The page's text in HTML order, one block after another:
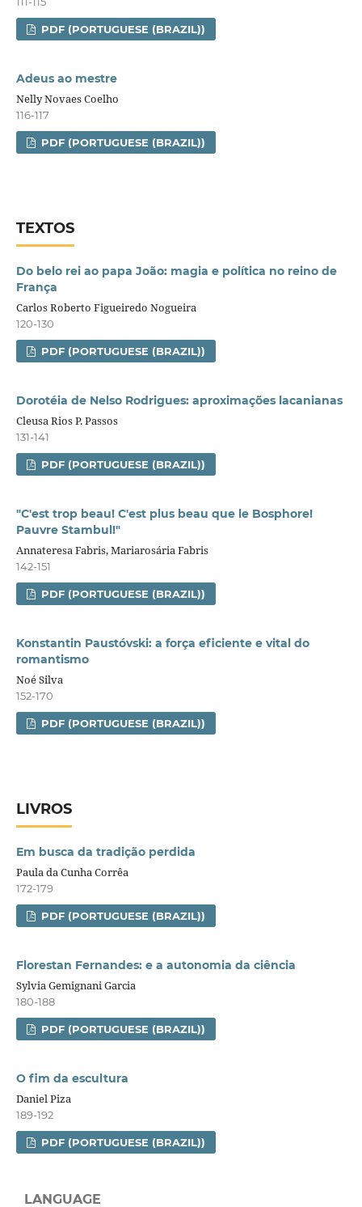
PDF (PORTUGUESE (BRAZIL))
Adeus ao mestre
Nelly Novaes Coelho
116-117
PDF (PORTUGUESE (BRAZIL))
TEXTOS
Do belo rei ao papa João: magia e política no reino de
França
Carlos Roberto Figueiredo Nogueira
120-130
PDF (PORTUGUESE (BRAZIL))
Dorotéia de Nelso Rodrigues: aproximações lacanianas
Cleusa Rios P. Passos
131-141
PDF (PORTUGUESE (BRAZIL))
"C'est trop beau! C'est plus beau que le Bosphore!
Pauvre Stambul!"
Annateresa Fabris, Mariarosária Fabris
142-151
PDF (PORTUGUESE (BRAZIL))
Konstantin Paustóvski: a força eficiente e vital do
romantismo
Noé Silva
152-170
PDF (PORTUGUESE (BRAZIL))
LIVROS
Em busca da tradição perdida
Paula da Cunha Corrêa
172-179
PDF (PORTUGUESE (BRAZIL))
Florestan Fernandes: e a autonomia da ciência
Sylvia Gemignani Garcia
180-188
PDF (PORTUGUESE (BRAZIL))
O fim da escultura
Daniel Piza
189-192
PDF (PORTUGUESE (BRAZIL))
LANGUAGE